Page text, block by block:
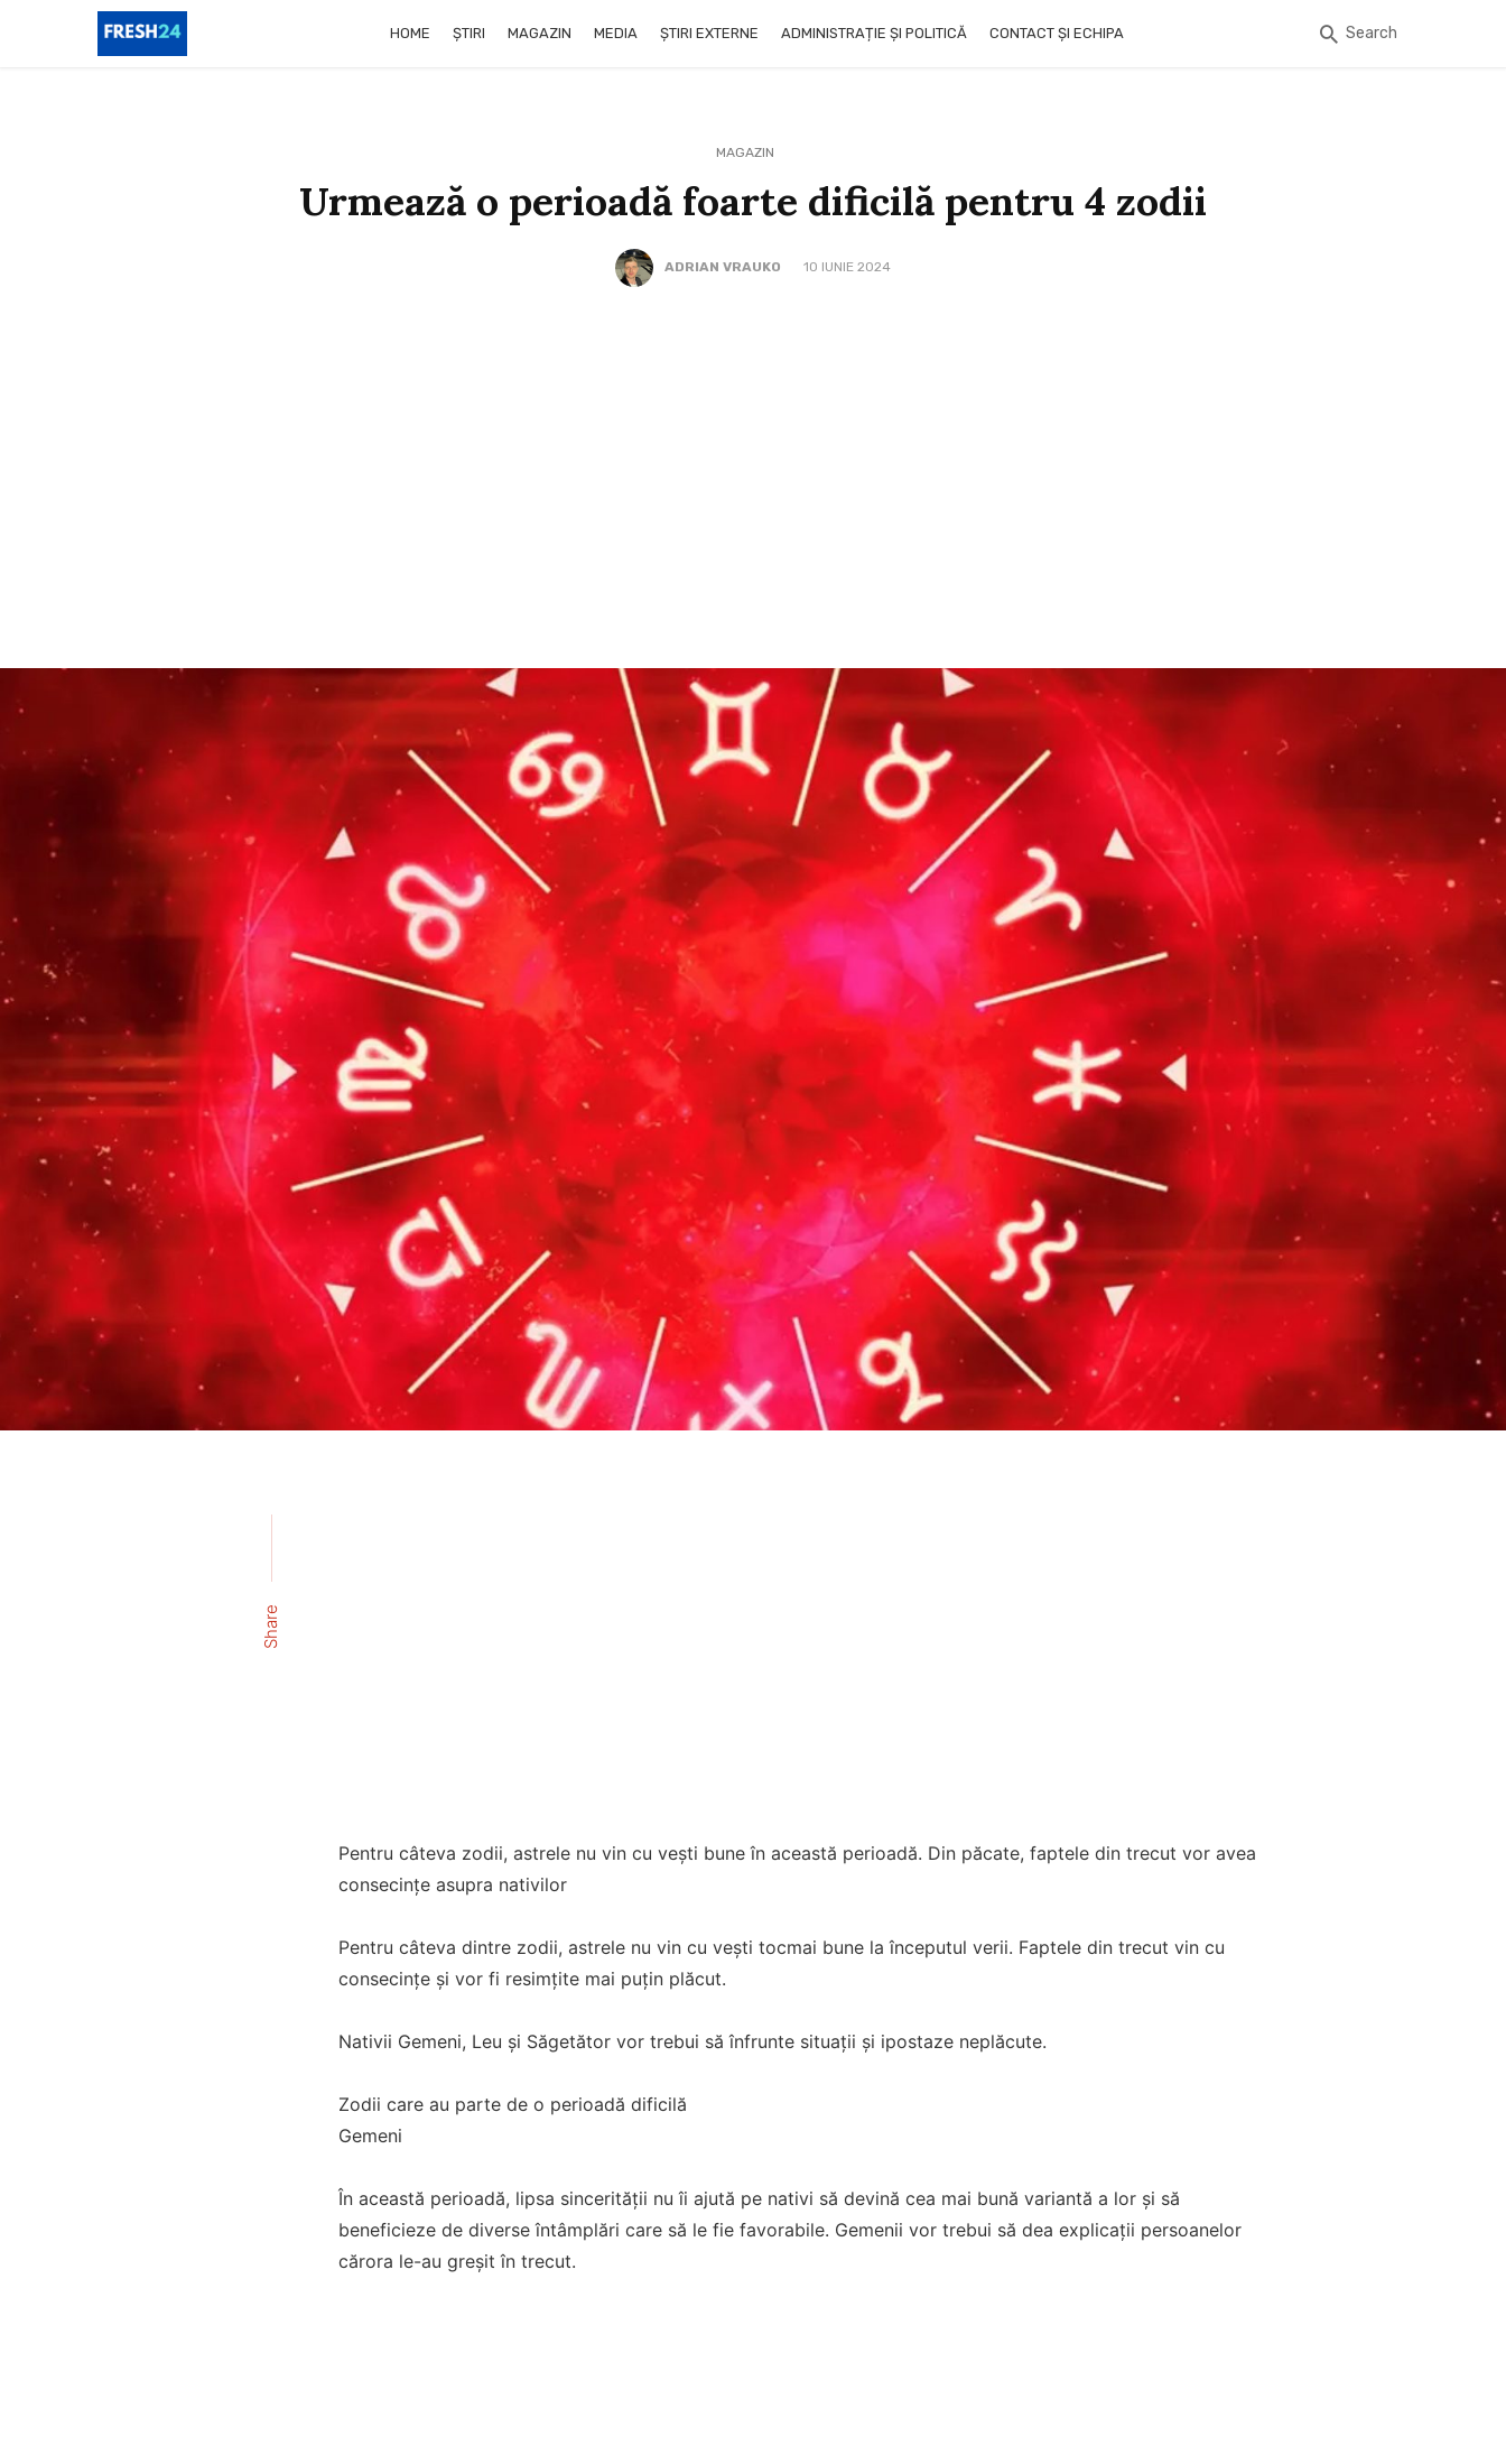
HOME ȘTIRI MAGAZIN MEDIA ȘTIRI EXTERNE ADMINISTRAȚIE ȘI POLITICĂ CONTACT ȘI ECHIPA Search
MAGAZIN
Urmează o perioadă foarte dificilă pentru 4 zodii
ADRIAN VRAUKO 10 IUNIE 2024
Share
Pentru câteva zodii, astrele nu vin cu vești bune în această perioadă. Din păcate, faptele din trecut vor avea
consecințe asupra nativilor
Pentru câteva dintre zodii, astrele nu vin cu vești tocmai bune la începutul verii. Faptele din trecut vin cu
consecințe și vor fi resimțite mai puțin plăcut.
Nativii Gemeni, Leu și Săgetător vor trebui să înfrunte situații și ipostaze neplăcute.
Zodii care au parte de o perioadă dificilă
Gemeni
În această perioadă, lipsa sincerității nu îi ajută pe nativi să devină cea mai bună variantă a lor și să
beneficieze de diverse întâmplări care să le fie favorabile. Gemenii vor trebui să dea explicații persoanelor
cărora le-au greșit în trecut.